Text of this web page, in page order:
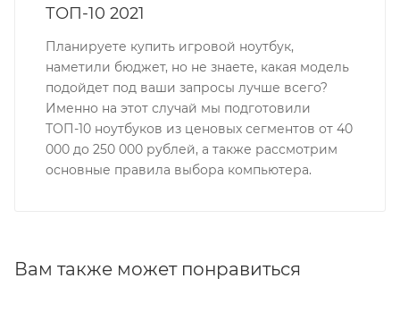
ТОП-10 2021
Планируете купить игровой ноутбук,
наметили бюджет, но не знаете, какая модель
подойдет под ваши запросы лучше всего?
Именно на этот случай мы подготовили
ТОП-10 ноутбуков из ценовых сегментов от 40
000 до 250 000 рублей, а также рассмотрим
основные правила выбора компьютера.
Вам также может понравиться